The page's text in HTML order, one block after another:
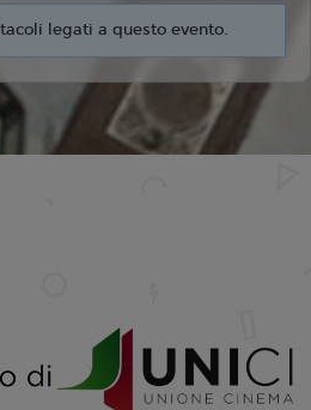
legati a questo evento.